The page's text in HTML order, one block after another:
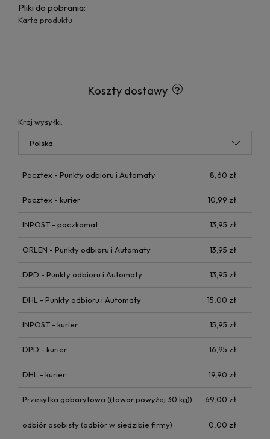
Pliki do pobrania:
Karta produktu
Koszty dostawy
Kraj wysyłki:
Pocztex - Punkty odbioru i Automaty 8,60 zł
Pocztex - kurier 10,99 zł
INPOST - paczkomat 13,95 zł
ORLEN - Punkty odbioru i Automaty 13,95 zł
DPD - Punkty odbioru i Automaty 13,95 zł
DHL - Punkty odbioru i Automaty 15,00 zł
INPOST - kurier 15,95 zł
DPD - kurier 16,95 zł
DHL - kurier 19,90 zł
Przesyłka gabarytowa ((towar powyżej 30 kg)) 69,00 zł
odbiór osobisty(odbiór w siedzibie firmy) 0,00 zł